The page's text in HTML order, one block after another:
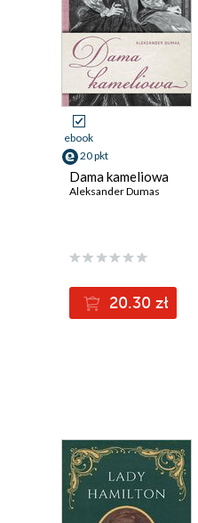
ebook
20 pkt
Dama kameliowa
Aleksander Dumas
20.30 zł